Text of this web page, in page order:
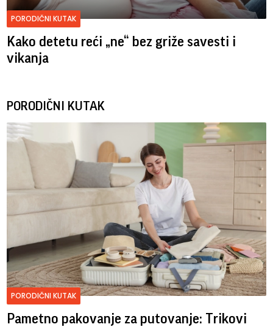
PORODIČNI KUTAK
Kako detetu reći „ne“ bez griže savesti i
vikanja
PORODIČNI KUTAK
PORODIČNI KUTAK
Pametno pakovanje za putovanje: Trikovi